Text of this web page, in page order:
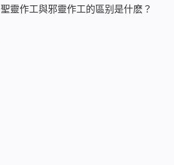
聖靈作工與邪靈作工的區别是什麽？